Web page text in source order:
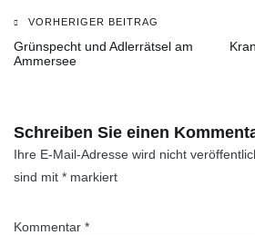
Beitragsnavigation
VORHERIGER BEITRAG
Grünspecht und Adlerrätsel am
Ammersee
Schreiben Sie einen
Ihre E-Mail-Adresse wird nicht
sind mit * markiert
Kommentar *